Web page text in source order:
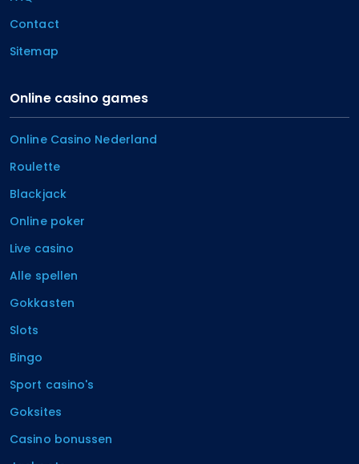
Contact
Sitemap
Online casino games
Online Casino Nederland
Roulette
Blackjack
Online poker
Live casino
Alle spellen
Gokkasten
Slots
Bingo
Sport casino's
Goksites
Casino bonussen